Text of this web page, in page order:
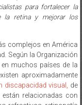
para fortalecer la
la retina y mejorar los
complejos en América
Según la Organización
muchos países de la
aproximadamente
visual,
de
relacionadas con